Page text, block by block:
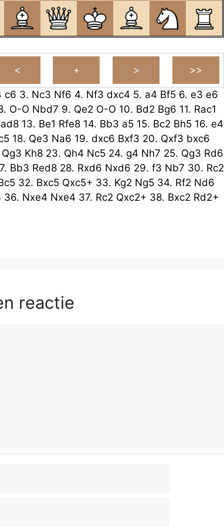
c6 3. Nc3 Nf6 4. Nf3 dxc4 5. a4 Bf5 6. e3 e6
O-O Nbd7 9. Qe2 O-O 10. Bd2 Bg6 11. Rac1
13. Be1 Rfe8 14. Bb3 a5 15. Bc2 Bh5 16. e4
18. Qe3 Na6 19. dxc6 Bxf3 20. Qxf3 bxc6
Qg3 Kh8 23. Qh4 Nc5 24. g4 Nh7 25. Qg3 Rd6
Bb3 Red8 28. Rxd6 Nxd6 29. f3 Nb7 30. Rc2
32. Bxc5 Qxc5+ 33. Kg2 Ng5 34. Rf2 Nd6
36. Nxe4 Nxe4 37. Rc2 Qxc2+ 38. Bxc2 Rd2+
reactie